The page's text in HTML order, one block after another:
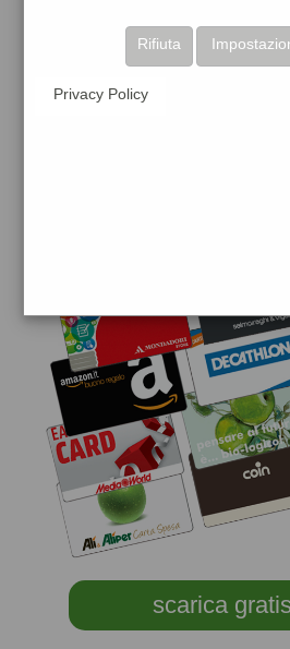
premia ogni volta
raccogli punti da
scarica
Rifiuta
Privacy Policy